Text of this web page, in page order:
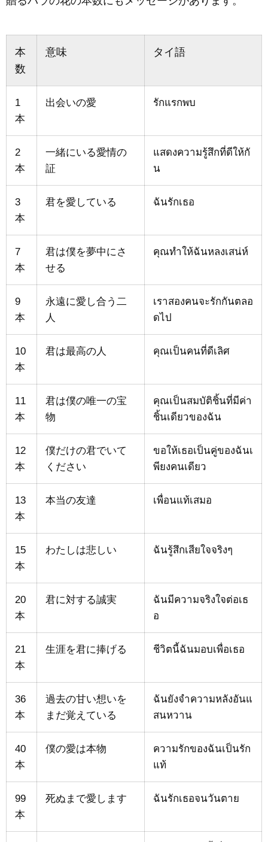
本
数
意味 タイ語
1
本
出会いの愛 รักแรกพบ
2
本
一緒にいる愛情の
証
แสดงความรู้สึกที่ดีให้กั
น
3
本
君を愛している ฉันรักเธอ
7
本
君は僕を夢中にさ
せる
คุณทำให้ฉันหลงเสน่ห์
9
本
永遠に愛し合う二
人
เราสองคนจะรักกันตลอ
ดไป
10
本
君は最高の人 คุณเป็นคนที่ดีเลิศ
11
本
君は僕の唯一の宝
物
คุณเป็นสมบัติชิ้นที่มีค่า
ชิ้นเดียวของฉัน
12
本
僕だけの君でいて
ください
ขอให้เธอเป็นคู่ของฉันเ
พียงคนเดียว
13
本
本当の友達 เพื่อนแท้เสมอ
15
本
わたしは悲しい ฉันรู้สึกเสียใจจริงๆ
20
本
君に対する誠実
ฉันมีความจริงใจต่อเธ
อ
21
本
生涯を君に捧げる ชีวิตนี้ฉันมอบเพื่อเธอ
36
本
過去の甘い想いを
まだ覚えている
ฉันยังจำความหลังอันแ
สนหวาน
40
本
僕の愛は本物
ความรักของฉันเป็นรัก
แท้
99
本
死ぬまで愛します ฉันรักเธอจนวันตาย